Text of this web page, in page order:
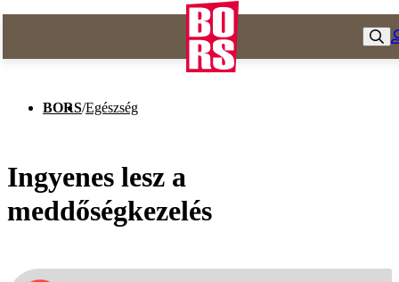
BORS/Egészség
Ingyenes lesz a
meddőségkezelés